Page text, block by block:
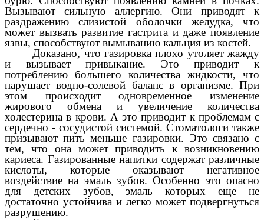
Вызывают сильную аллергию.Они приводят к
раздражению слизистой оболочки желудка, что
может вызвать развитие гастрита и даже появление
язвы, способствуют вымыванию кальция из костей.
Доказано, что газировка плохо утоляет жажду
и вызывает привыкание. Это приводит к
потреблению большего количества жидкости, что
нарушает водно-солевой баланс в организме. При
этом происходит одновременное изменение
жирового обмена и увеличение количества
холестерина в крови. А это приводит к проблемам с
сердечно - сосудистой системой. Стоматологи также
призывают пить меньше газировки. Это связано с
тем, что она может приводить к возникновению
кариеса. Газированные напитки содержат различные
кислоты, которые оказывают негативное
воздействие на эмаль зубов. Особенно это опасно
для детских зубов, эмаль которых еще не
достаточно устойчива и легко может подвергнуться
разрушению.